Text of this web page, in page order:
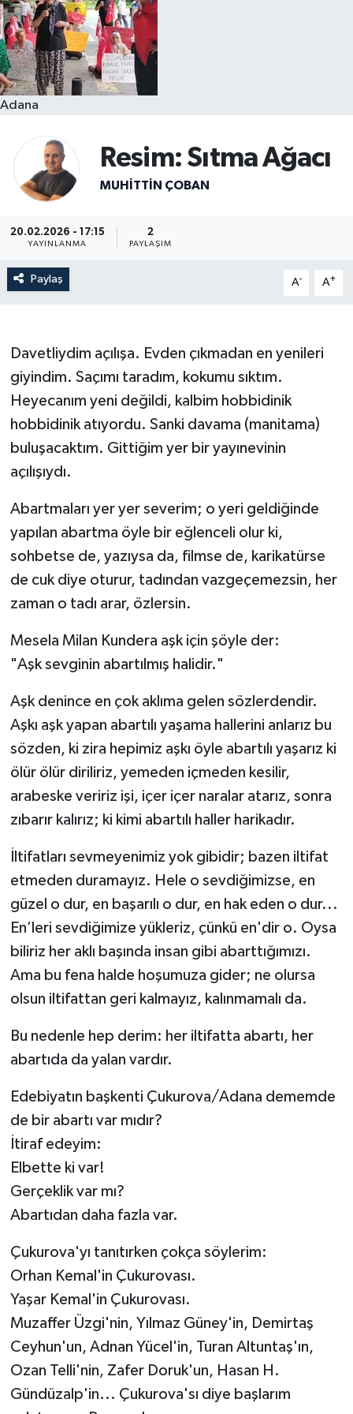
Adana
Resim: Sıtma Ağacı
MUHITTIN ÇOBAN
20.02.2026 - 17:15
YAYINLANMA
2
PAYLAŞIM
Paylaş A- A+
Davetliydim açılışa. Evden çıkmadan en yenileri
giyindim. Saçımı taradım, kokumu sıktım.
Heyecanım yeni değildi, kalbim hobbidinik
hobbidinik atıyordu. Sanki davama (manitama)
buluşacaktım. Gittiğim yer bir yayınevinin
açılışıydı.
Abartmaları yer yer severim; o yeri geldiğinde
yapılan abartma öyle bir eğlenceli olur ki,
sohbetse de, yazıysa da, filmse de, karikatürse
de cuk diye oturur, tadından vazgeçemezsin, her
zaman o tadı arar, özlersin.
Mesela Milan Kundera aşk için şöyle der:
"Aşk sevginin abartılmış halidir."
Aşk denince en çok aklıma gelen sözlerdendir.
Aşkı aşk yapan abartılı yaşama hallerini anlarız bu
sözden, ki zira hepimiz aşkı öyle abartılı yaşarız ki
ölür ölür diriliriz, yemeden içmeden kesilir,
arabeske veririz işi, içer içer naralar atarız, sonra
zıbarır kalırız; ki kimi abartılı haller harikadır.
İltifatları sevmeyenimiz yok gibidir; bazen iltifat
etmeden duramayız. Hele o sevdiğimizse, en
güzel o dur, en başarılı o dur, en hak eden o dur...
En’leri sevdiğimize yükleriz, çünkü en'dir o. Oysa
biliriz her aklı başında insan gibi abarttığımızı.
Ama bu fena halde hoşumuza gider; ne olursa
olsun iltifattan geri kalmayız, kalınmamalı da.
Bu nedenle hep derim: her iltifatta abartı, her
abartıda da yalan vardır.
Edebiyatın başkenti Çukurova/Adana dememde
de bir abartı var mıdır?
İtiraf edeyim:
Elbette ki var!
Gerçeklik var mı?
Abartıdan daha fazla var.
Çukurova'yı tanıtırken çokça söylerim:
Orhan Kemal'in Çukurovası.
Yaşar Kemal'in Çukurovası.
Muzaffer Üzgi'nin, Yılmaz Güney'in, Demirtaş
Ceyhun'un, Adnan Yücel'in, Turan Altuntaş'ın,
Ozan Telli'nin, Zafer Doruk'un, Hasan H.
Gündüzalp'in... Çukurova'sı diye başlarım
Resmi İlanlar